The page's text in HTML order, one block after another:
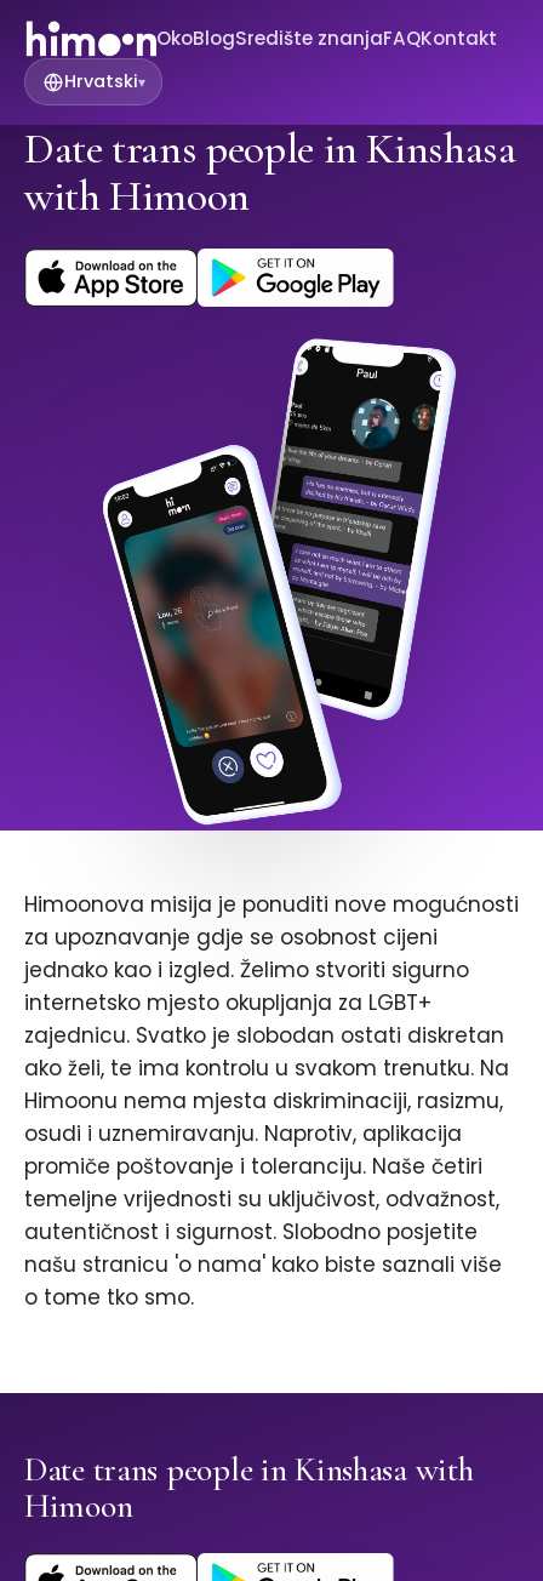
OkoBlogSredište znanjaFAQKontakt
Hrvatski▾
Date trans people in Kinshasa
with Himoon
Himoonova misija je ponuditi nove mogućnosti
za upoznavanje gdje se osobnost cijeni
jednako kao i izgled. Želimo stvoriti sigurno
internetsko mjesto okupljanja za LGBT+
zajednicu. Svatko je slobodan ostati diskretan
ako želi, te ima kontrolu u svakom trenutku. Na
Himoonu nema mjesta diskriminaciji, rasizmu,
osudi i uznemiravanju. Naprotiv, aplikacija
promiče poštovanje i toleranciju. Naše četiri
temeljne vrijednosti su uključivost, odvažnost,
autentičnost i sigurnost. Slobodno posjetite
našu stranicu 'o nama' kako biste saznali više
o tome tko smo.
Date trans people in Kinshasa with
Himoon